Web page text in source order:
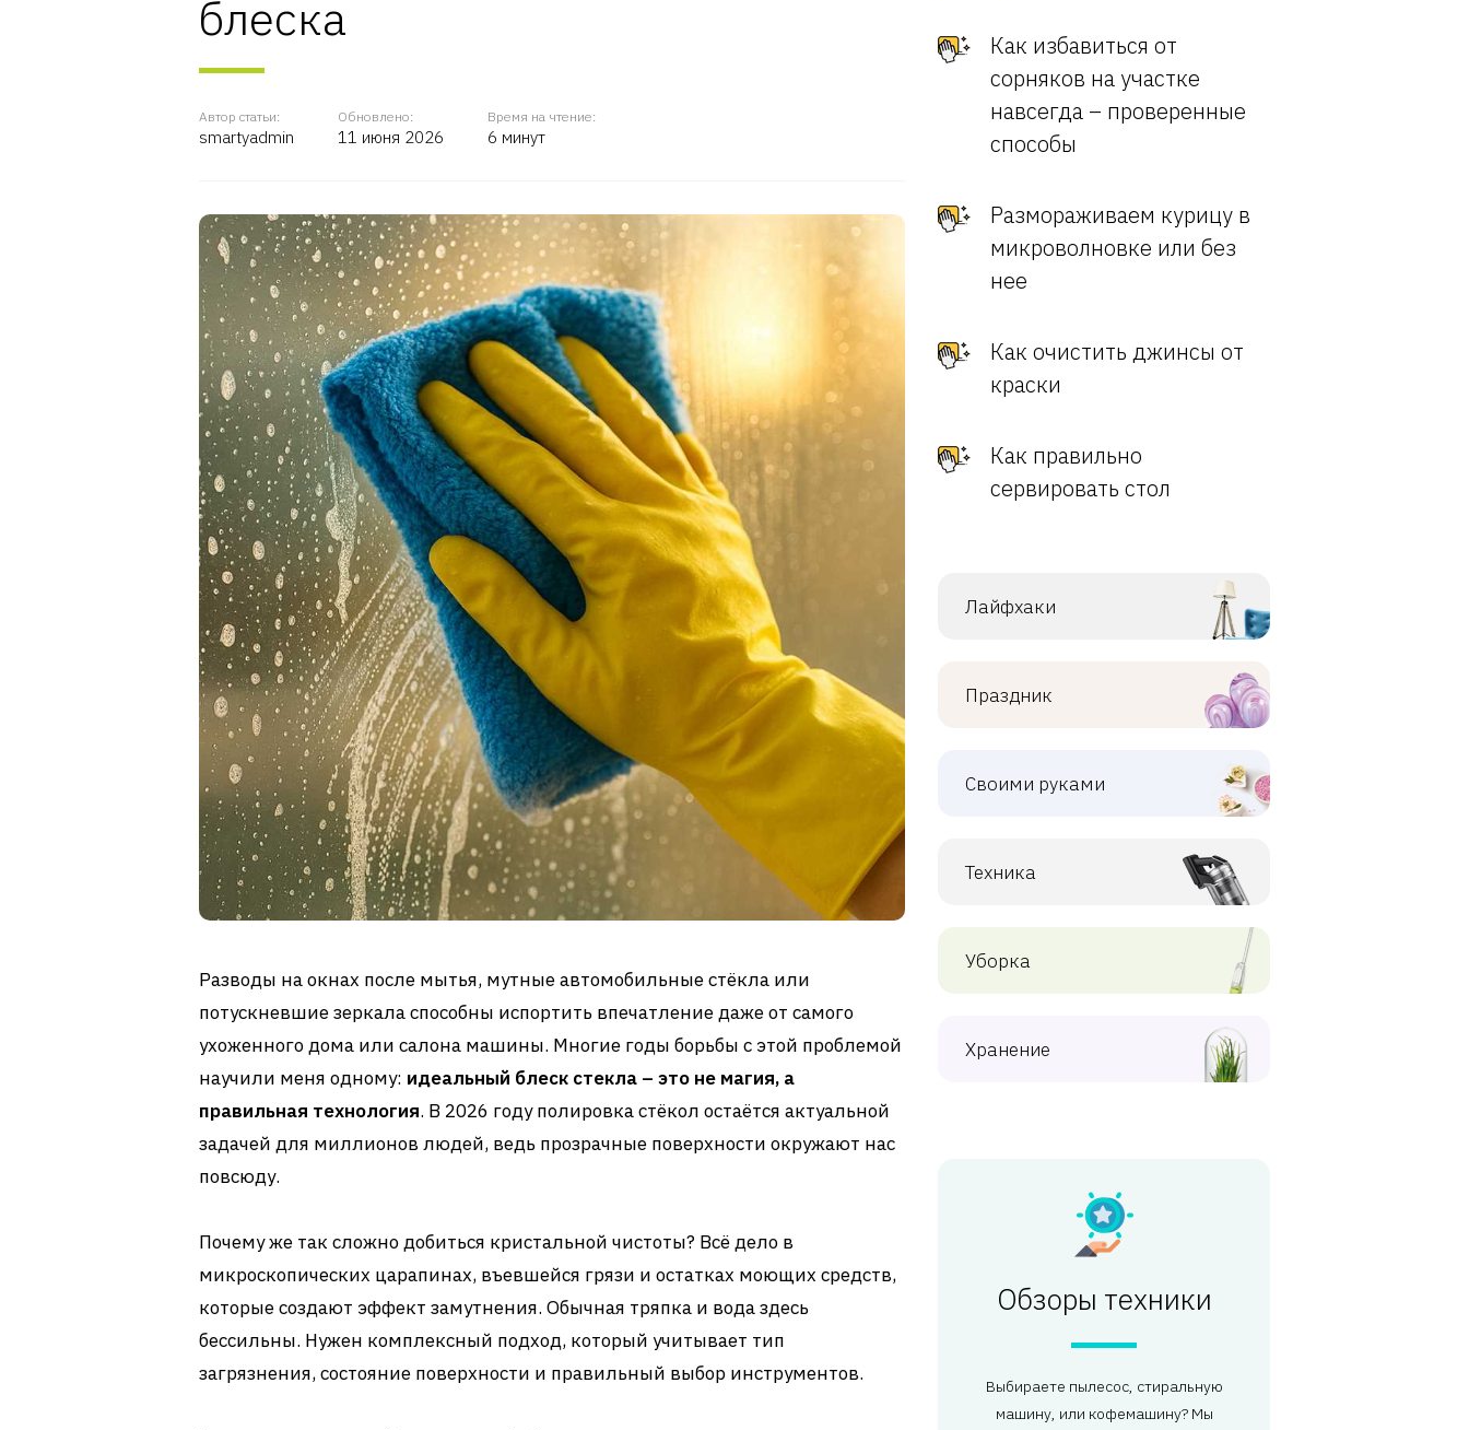
блеска
Автор статьи:
smartyadmin
Обновлено:
11 июня 2026
Время на чтение:
6 минут
Разводы на окнах после мытья, мутные автомобильные стёкла или
потускневшие зеркала способны испортить впечатление даже от самого
ухоженного дома или салона машины. Многие годы борьбы с этой проблемой
научили меня одному: идеальный блеск стекла – это не магия, а
правильная технология. В 2026 году полировка стёкол остаётся актуальной
задачей для миллионов людей, ведь прозрачные поверхности окружают нас
повсюду.
Почему же так сложно добиться кристальной чистоты? Всё дело в
микроскопических царапинах, въевшейся грязи и остатках моющих средств,
которые создают эффект замутнения. Обычная тряпка и вода здесь
бессильны. Нужен комплексный подход, который учитывает тип
загрязнения, состояние поверхности и правильный выбор инструментов.
Как избавиться от
сорняков на участке
навсегда – проверенные
способы
Размораживаем курицу в
микроволновке или без
нее
Как очистить джинсы от
краски
Как правильно
сервировать стол
Лайфхаки
Праздник
Своими руками
Техника
Уборка
Хранение
Обзоры техники
Выбираете пылесос, стиральную
машину, или кофемашину? Мы